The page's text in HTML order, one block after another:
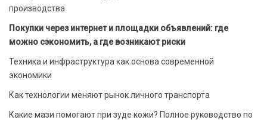
производства
Покупки через интернет и площадки объявлений: где
можно сэкономить, а где возникают риски
Техника и инфраструктура как основа современной
экономики
Как технологии меняют рынок личного транспорта
Какие мази помогают при зуде кожи? Полное руководство по